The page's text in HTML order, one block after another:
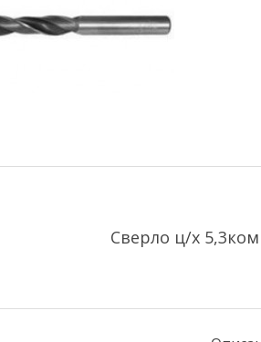
Сверло ц/х